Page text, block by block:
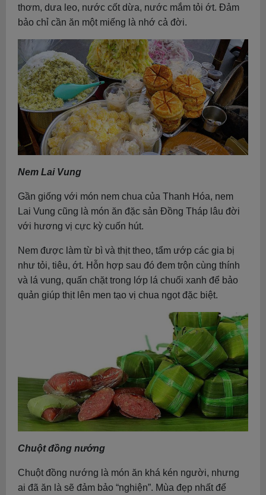
thơm, dưa leo, nước cốt dừa, nước mắm tỏi ớt. Đảm
bảo chỉ cần ăn một miếng là nhớ cả đời.
Nem Lai Vung
Gần giống với món nem chua của Thanh Hóa, nem
Lai Vung cũng là món ăn đặc sản Đồng Tháp lâu đời
với hương vị cực kỳ cuốn hút.
Nem được làm từ bì và thịt theo, tẩm ướp các gia bị
như tỏi, tiêu, ớt. Hỗn hợp sau đó đem trộn cùng thính
và lá vung, quấn chặt trong lớp lá chuối xanh để bảo
quản giúp thịt lên men tạo vị chua ngọt đặc biệt.
Chuột đồng nướng
Chuột đồng nướng là món ăn khá kén người, nhưng
ai đã ăn là sẽ đảm bảo “nghiện”. Mùa đẹp nhất để